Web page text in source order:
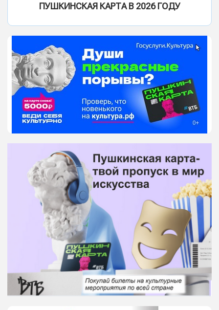
ПУШКИНСКАЯ КАРТА В 2026 ГОДУ